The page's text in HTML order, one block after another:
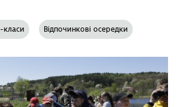
класи Відпочинкові осередки